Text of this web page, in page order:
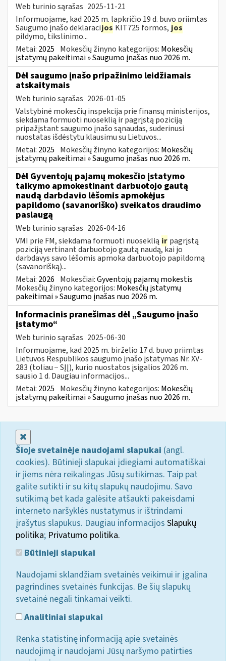
Web turinio sąrašas 2025-11-21
Informuojame, kad 2025 m. lapkričio 19 d. buvo priimtas
Saugumo įnašo deklaracijos KIT725 formos, jos
pildymo, tikslinimo...
Metai: 2025 Mokesčių žinyno kategorijos: Mokesčių
įstatymų pakeitimai » Saugumo įnašas nuo 2026 m.
Dėl saugumo įnašo pripažinimo leidžiamais
atskaitymais
Web turinio sąrašas 2026-01-05
Valstybinė mokesčių inspekcija prie finansų ministerijos,
siekdama formuoti nuoseklią ir pagrįstą poziciją
pripažįstant saugumo įnašo sąnaudas, suderinusi
nuostatas išdėstytu klausimu su Lietuvos...
Metai: 2025 Mokesčių žinyno kategorijos: Mokesčių
įstatymų pakeitimai » Saugumo įnašas nuo 2026 m.
Dėl Gyventojų pajamų mokesčio įstatymo
taikymo apmokestinant darbuotojo gautą
naudą darbdavio lėšomis apmokėjus
papildomo (savanoriško) sveikatos draudimo
paslaugą
Web turinio sąrašas 2026-04-16
VMI prie FM, siekdama formuoti nuoseklią ir pagrįstą
poziciją vertinant darbuotojo gautą naudą, kai jo
darbdavys savo lėšomis apmoka darbuotojo papildomą
(savanorišką)...
Metai: 2026 Mokesčiai:Gyventojų pajamų mokestis
Mokesčių žinyno kategorijos: Mokesčių įstatymų
pakeitimai » Saugumo įnašas nuo 2026 m.
Informacinis pranešimas dėl „Saugumo įnašo
įstatymo“
Web turinio sąrašas 2025-06-30
Informuojame, kad 2025 m. birželio 17 d. buvo priimtas
Lietuvos Respublikos saugumo įnašo įstatymas Nr. XV-
283 (toliau − SĮĮ), kurio nuostatos įsigalios 2026 m.
sausio 1 d. Daugiau informacijos...
Metai: 2025 Mokesčių žinyno kategorijos: Mokesčių
įstatymų pakeitimai » Saugumo įnašas nuo 2026 m.
Šioje svetainėje naudojami slapukai (angl.
cookies). Būtinieji slapukai įdiegiami automatiškai
ir jiems nėra reikalingas Jūsų sutikimas. Taip pat
galite sutikti ir su kitų slapukų naudojimu. Savo
sutikimą bet kada galėsite atšaukti pakeisdami
interneto naršyklės nustatymus ir ištrindami
įrašytus slapukus. Daugiau informacijos Slapukų
politika; Privatumo politika.
Būtinieji slapukai
Naudojami sklandžiam svetainės veikimui ir įgalina
pagrindines svetainės funkcijas. Be šių slapukų
svetainė negali tinkamai veikti.
Analitiniai slapukai
Renka statistinę informaciją apie svetainės
naudojimą ir naudojami Jūsų naršymo patirties